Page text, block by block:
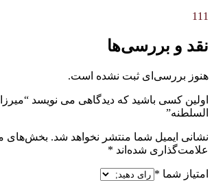
111
نقد و بررسی‌ها
هنوز بررسی‌ای ثبت نشده است.
اولین کسی باشید که دیدگاهی می نویسد
السلطنه”
نشانی ایمیل شما منتشر نخواهد شد. بخش‌های
علامت‌گذاری شده‌اند *
امتیاز شما *